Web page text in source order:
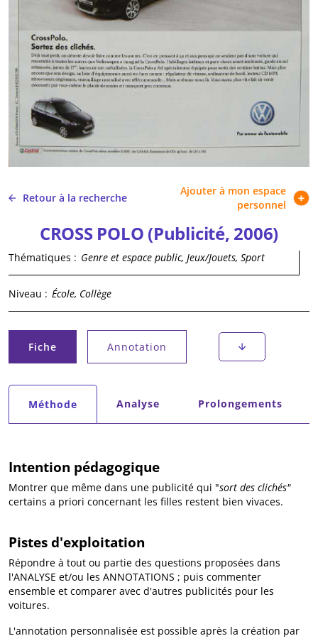
Retour à la recherche
Ajouter à mon espace
personnel
CROSS POLO (Publicité, 2006)
Thématiques : Genre et espace public, Jeux/Jouets, Sport
Niveau : École, Collège
Onglets principaux
Fiche
(onglet actif) Annotation
Onglets secondaires
Méthode
(onglet actif) Analyse Prolongements
Intention pédagogique
Montrer que même dans une publicité qui "sort des clichés"
certains a priori concernant les filles restent bien vivaces.
Pistes d'exploitation
Répondre à tout ou partie des questions proposées dans
l'ANALYSE et/ou les ANNOTATIONS ; puis commenter
ensemble et comparer avec d'autres publicités pour les
voitures.
L'annotation personnalisée est possible après la création par